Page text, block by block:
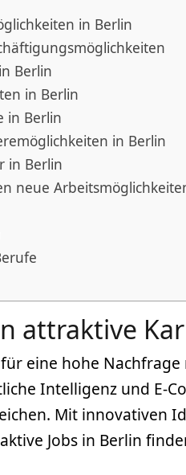
in Berlin
Berlin
in Berlin
in Berlin
in Berlin
in Berlin
neue
attraktive
eine hohe
Intelligenz und E-
Mit innovativen
Jobs in Berlin